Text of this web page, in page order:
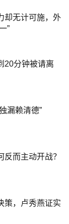
却无计可施，外
”
20分钟被请离
漏赖清德”
而主动开战？
策，卢秀燕证实